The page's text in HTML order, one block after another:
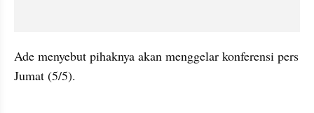
Ade menyebut pihaknya akan menggelar konferensi pers
Jumat (5/5).